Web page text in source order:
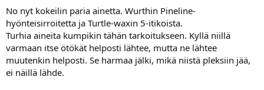
No nyt kokeilin paria ainetta. Wurthin Pineline-
hyönteisirroitetta ja Turtle-waxin 5-itikoista.
Turhia aineita kumpikin tähän tarkoitukseen. Kyllä niillä
varmaan itse ötökät helposti lähtee, mutta ne lähtee
muutenkin helposti. Se harmaa jälki, mikä niistä pleksiin jää,
ei näillä lähde.